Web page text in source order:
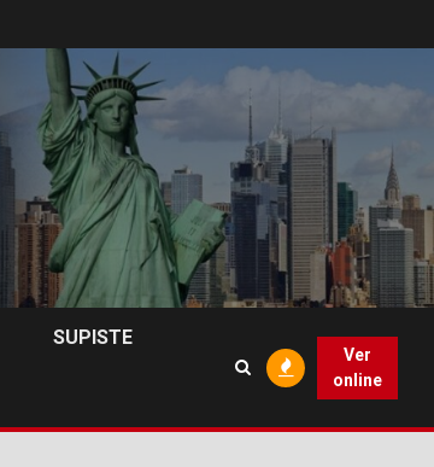
SUPISTE
Ver
online